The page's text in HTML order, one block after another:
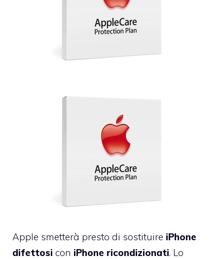
Apple smetterà presto di sostituire iPhone
difettosi con iPhone ricondizionati. Lo